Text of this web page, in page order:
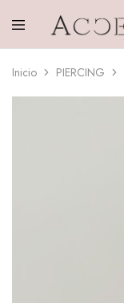
Inicio PIERCING